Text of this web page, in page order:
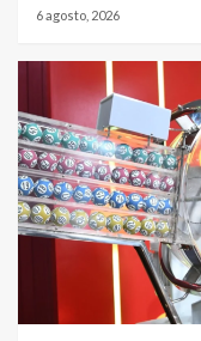
6 agosto, 2026